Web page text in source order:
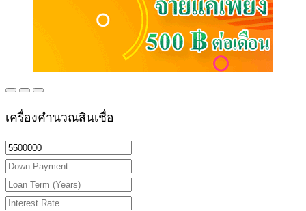
เครื่องคำนวณสินเชื่อ